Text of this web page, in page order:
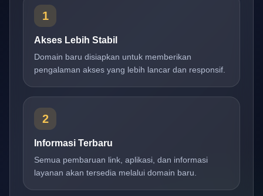
1
Akses Lebih Stabil
Domain baru disiapkan untuk memberikan
pengalaman akses yang lebih lancar dan responsif.
2
Informasi Terbaru
Semua pembaruan link, aplikasi, dan informasi
layanan akan tersedia melalui domain baru.